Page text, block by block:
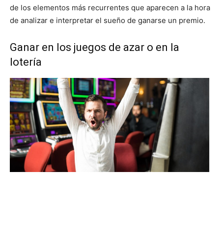
de los elementos más recurrentes que aparecen a la hora
de analizar e interpretar el sueño de ganarse un premio.
Ganar en los juegos de azar o en la
lotería